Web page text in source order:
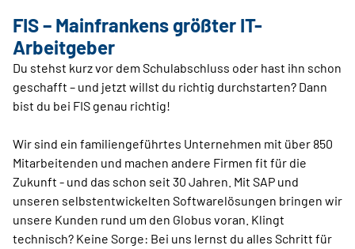
FIS – Mainfrankens größter IT-
Arbeitgeber
Du stehst kurz vor dem Schulabschluss oder hast ihn schon
geschafft – und jetzt willst du richtig durchstarten? Dann
bist du bei FIS genau richtig!
Wir sind ein familiengeführtes Unternehmen mit über 850
Mitarbeitenden und machen andere Firmen fit für die
Zukunft - und das schon seit 30 Jahren. Mit SAP und
unseren selbstentwickelten Softwarelösungen bringen wir
unsere Kunden rund um den Globus voran. Klingt
technisch? Keine Sorge: Bei uns lernst du alles Schritt für